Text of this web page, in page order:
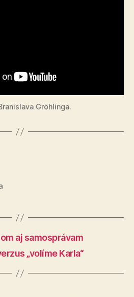
Gröhlinga.
aj samosprávam
„volíme Karla“